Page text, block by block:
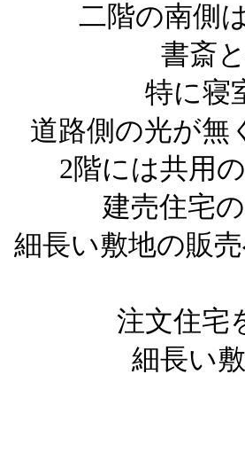
二階の南側
書斎
特に寝
道路側の光が無
2階には共用
建売住宅
細長い敷地の販
注文住宅
細長い